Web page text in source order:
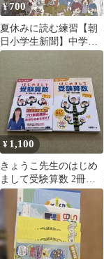
¥700
夏休みに読む練習【朝
日小学生新聞】中学受
験に！2024年3月(他の
¥ 1,100
きょうこ先生のはじめ
まして受験算数 2冊セ
ット